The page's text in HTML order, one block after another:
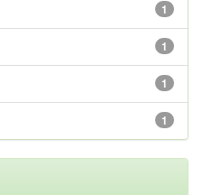
1
1
1
1